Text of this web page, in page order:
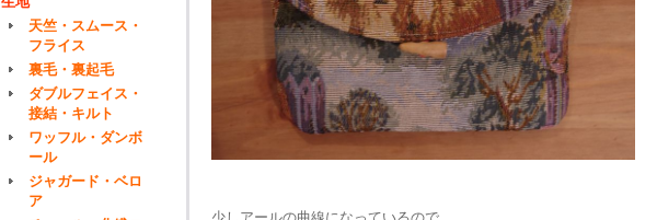
天竺・スムース・
フライス
裏毛・裏起毛
ダブルフェイス・
接結・キルト
ワッフル・ダンボ
ール
ジャガード・ベロ
ア